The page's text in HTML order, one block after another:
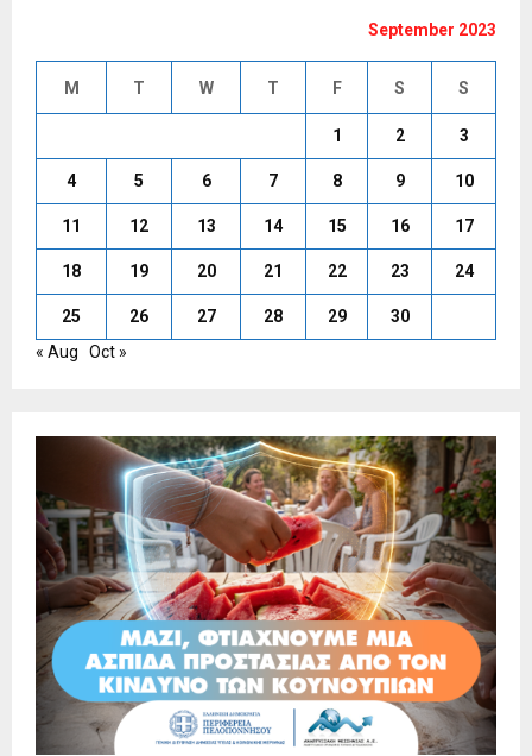
September 2023
M T W T F S S
1 2 3
4 5 6 7 8 9 10
11 12 13 14 15 16 17
18 19 20 21 22 23 24
25 26 27 28 29
30
« Aug
Oct »